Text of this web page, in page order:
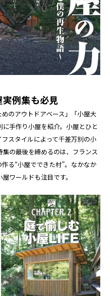
実例集も必見
めのアウトドアベース」「小屋大
手作り小屋を紹介。小屋とひと
スタイルによって千差万別の小
の最後を締めるのは、フランス
る“小屋でできた村”。なかなか
ワールドも注目です。